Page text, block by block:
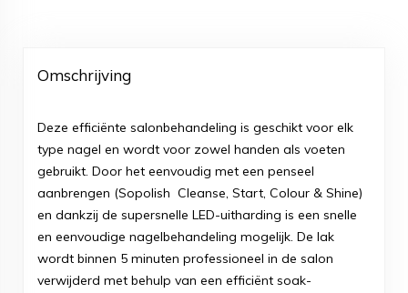
Omschrijving
Deze efficiënte salonbehandeling is geschikt voor elk
type nagel en wordt voor zowel handen als voeten
gebruikt. Door het eenvoudig met een penseel
aanbrengen (Sopolish Cleanse, Start, Colour & Shine)
en dankzij de supersnelle LED-uitharding is een snelle
en eenvoudige nagelbehandeling mogelijk. De lak
wordt binnen 5 minuten professioneel in de salon
verwijderd met behulp van een efficiënt soak-